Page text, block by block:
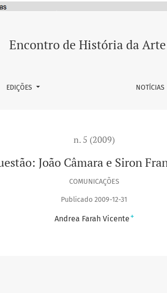
Franco nas décadas de 1960-1970
Encontro de História da Arte
EDIÇÕES NOTÍCIAS
n. 5 (2009)
João Câmara e Siron
COMUNICAÇÕES
Publicado 2009-12-31
Andrea Farah Vicente +